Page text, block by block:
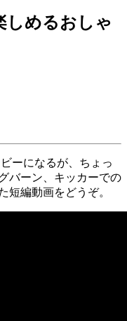
しめるおしゃ
ーになるが、ちょっ
バーン、キッカーでの
短編動画をどうぞ。